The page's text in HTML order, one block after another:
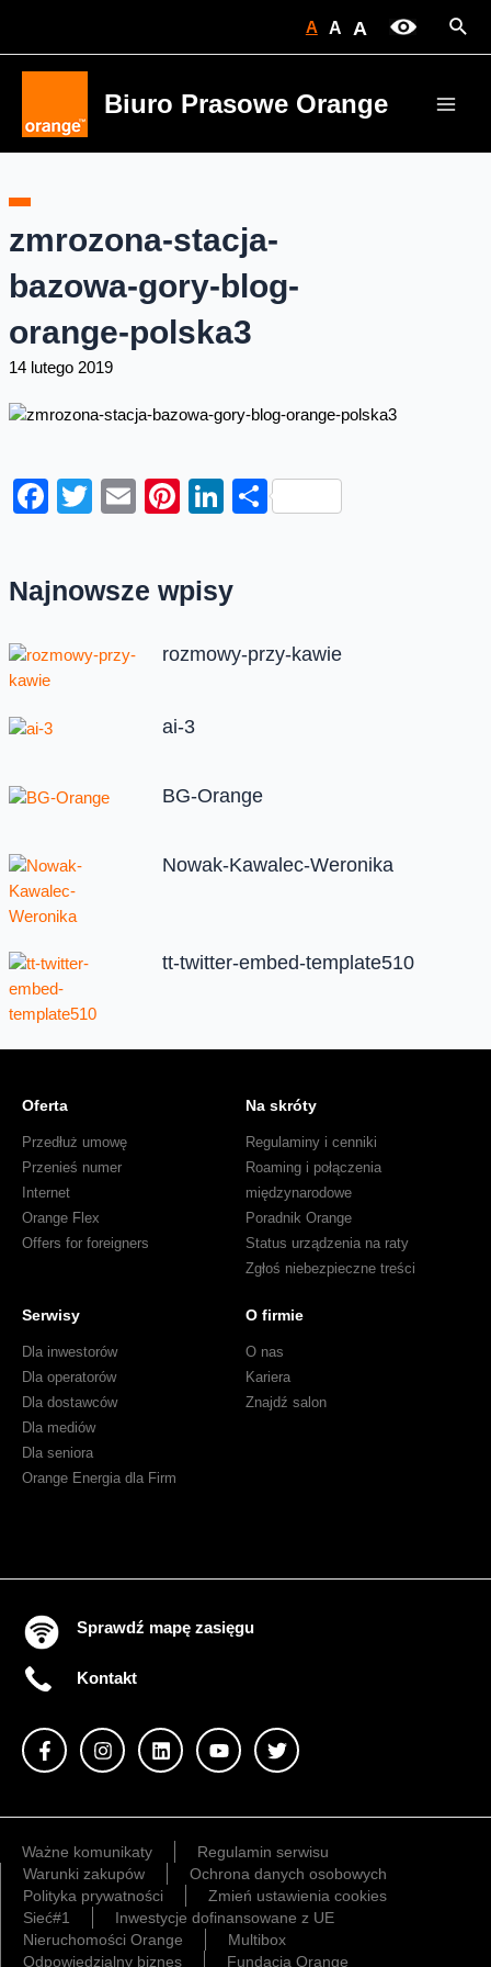
A A A
Biuro Prasowe Orange
zmrozona-stacja-
bazowa-gory-blog-
orange-polska3
14 lutego 2019
Facebook
Twitter
EmailPinterest
LinkedIn
Share
Najnowsze wpisy
rozmowy-przy-kawie
ai-3
BG-Orange
Nowak-Kawalec-Weronika
tt-twitter-embed-template510
Oferta
Przedłuż umowę
Przenieś numer
Internet
Orange Flex
Offers for foreigners
Na skróty
Regulaminy i cenniki
Roaming i połączenia
międzynarodowe
Poradnik Orange
Status urządzenia na raty
Zgłoś niebezpieczne treści
Serwisy
Dla inwestorów
Dla operatorów
Dla dostawców
Dla mediów
Dla seniora
Orange Energia dla Firm
O firmie
O nas
Kariera
Znajdź salon
Sprawdź mapę zasięgu
Kontakt
Ważne komunikaty
Regulamin serwisu
Warunki zakupów
Ochrona danych osobowych
Polityka prywatności
Zmień ustawienia cookies
Sieć#1
Inwestycje dofinansowane z UE
Nieruchomości Orange
Multibox
Odpowiedzialny biznes
Fundacja Orange